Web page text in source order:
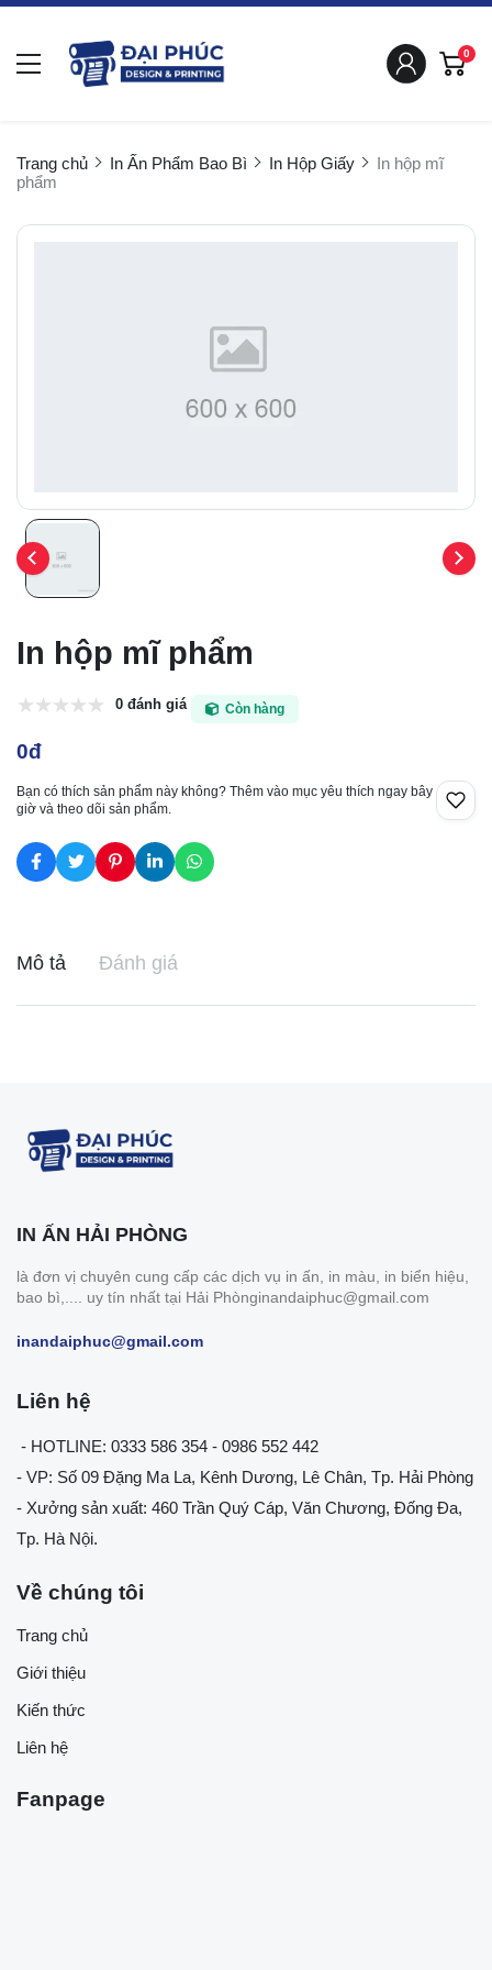
0
Trang chủ In Ấn Phẩm Bao Bì In Hộp Giấy
In hộp mĩ
phẩm
In hộp mĩ phẩm
0 đánh giá Còn hàng
0đ
Bạn có thích sản phẩm này không? Thêm vào mục yêu thích ngay bây
giờ và theo dõi sản phẩm.
Mô tả Đánh giá
IN ẤN HẢI PHÒNG
là đơn vị chuyên cung cấp các dịch vụ in ấn, in màu, in biển hiệu,
bao bì,.... uy tín nhất tại Hải Phònginandaiphuc@gmail.com
inandaiphuc@gmail.com
Liên hệ
- HOTLINE: 0333 586 354 - 0986 552 442
- VP: Số 09 Đặng Ma La, Kênh Dương, Lê Chân, Tp. Hải Phòng
- Xưởng sản xuất: 460 Trần Quý Cáp, Văn Chương, Đống Đa,
Tp. Hà Nội.
Về chúng tôi
Trang chủ
Giới thiệu
Kiến thức
Liên hệ
Fanpage